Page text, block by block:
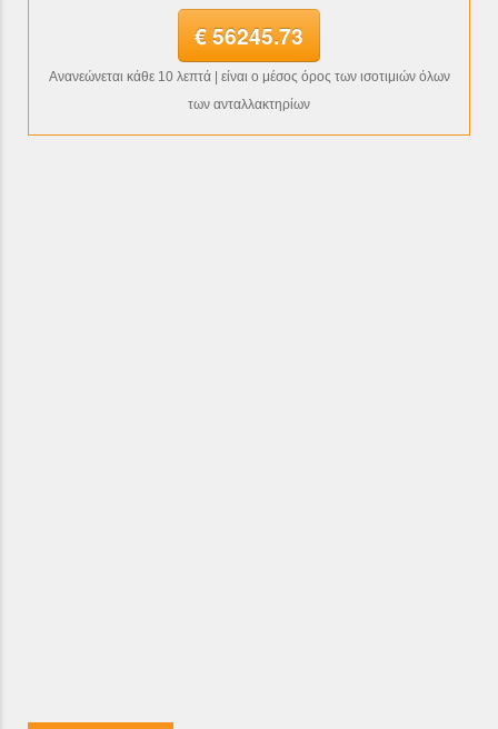
€ 56245.73
Ανανεώνεται κάθε 10 λεπτά | είναι ο μέσος όρος των ισοτιμιών όλων
των ανταλλακτηρίων